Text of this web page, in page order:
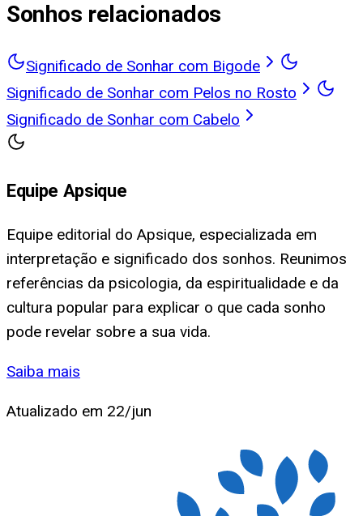
Sonhos relacionados
Significado de Sonhar com Bigode
Significado de Sonhar com Pelos no Rosto
Significado de Sonhar com Cabelo
Equipe Apsique
Equipe editorial do Apsique, especializada em
interpretação e significado dos sonhos. Reunimos
referências da psicologia, da espiritualidade e da
cultura popular para explicar o que cada sonho
pode revelar sobre a sua vida.
Saiba mais
Atualizado em 22/jun